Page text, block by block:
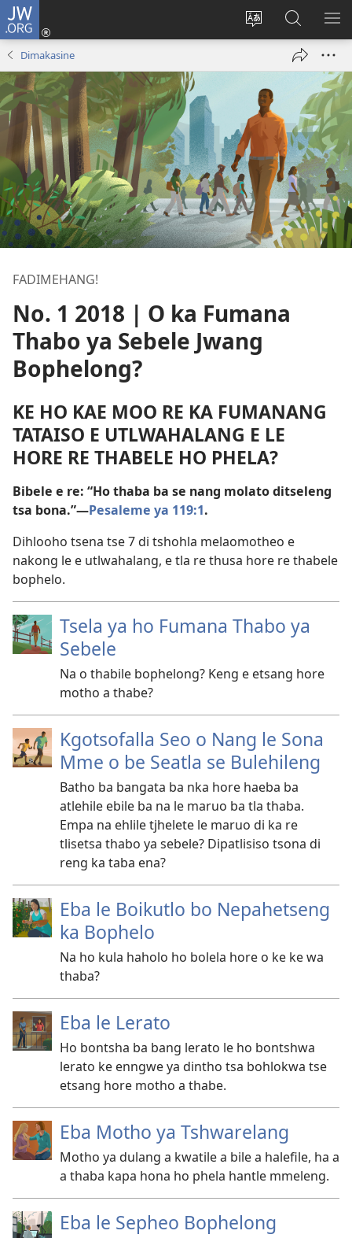
JW.ORG
Fetola
websaete
Kena
(opens
Karolo
ya
ho
Batla
ho
JW.ORG
Dimakasine
FADIMEHANG!
No. 1 2018 | O ka Fumana
Thabo ya Sebele Jwang
Bophelong?
KE HO KAE MOO RE KA FUMANANG
TATAISO E UTLWAHALANG E LE
HORE RE THABELE HO PHELA?
Bibele e re: “Ho thaba ba se nang molato ditseleng
tsa bona.”—Pesaleme ya 119:1.
Dihlooho tsena tse 7 di tshohla melaomotheo e
nakong le e utlwahalang, e tla re thusa hore re thabele
bophelo.
Tsela ya ho Fumana Thabo ya
Sebele
Na o thabile bophelong? Keng e etsang hore
motho a thabe?
Kgotsofalla Seo o Nang le Sona
Mme o be Seatla se Bulehileng
Batho ba bangata ba nka hore haeba ba
atlehile ebile ba na le maruo ba tla thaba.
Empa na ehlile tjhelete le maruo di ka re
tlisetsa thabo ya sebele? Dipatlisiso tsona di
reng ka taba ena?
Eba le Boikutlo bo Nepahetseng
ka Bophelo
Na ho kula haholo ho bolela hore o ke ke wa
thaba?
Eba le Lerato
Ho bontsha ba bang lerato le ho bontshwa
lerato ke enngwe ya dintho tsa bohlokwa tse
etsang hore motho a thabe.
Eba Motho ya Tshwarelang
Motho ya dulang a kwatile a bile a halefile, ha a
a thaba kapa hona ho phela hantle mmeleng.
Eba le Sepheo Bophelong